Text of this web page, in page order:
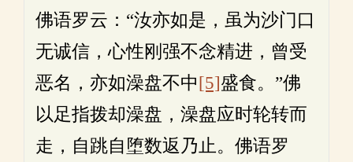
佛语罗云：“汝亦如是，虽为沙门口
无诚信，心性刚强不念精进，曾受
恶名，亦如澡盘不中[5]盛食。”佛
以足指拨却澡盘，澡盘应时轮转而
走，自跳自堕数返乃止。佛语罗